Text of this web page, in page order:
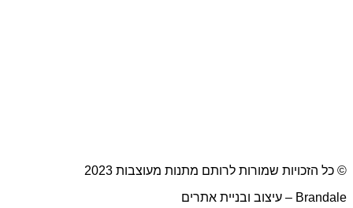
© כל הזכויות שמורות לרותם מתנות מעוצבות 2023
Brandale – עיצוב ובניית אתרים